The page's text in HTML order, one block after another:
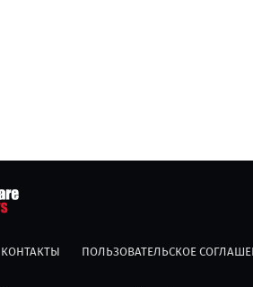
КОНТАКТЫ ПОЛЬЗОВАТЕЛЬСКОЕ